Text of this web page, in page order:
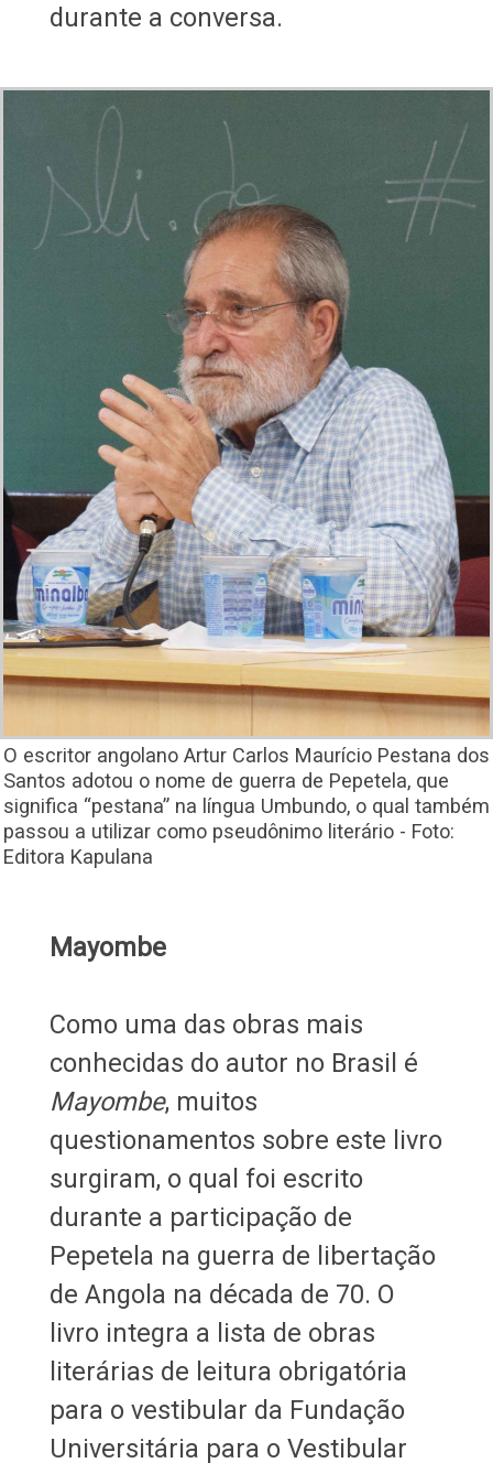
durante a conversa.
O escritor angolano Artur Carlos Maurício Pestana dos
Santos adotou o nome de guerra de Pepetela, que
significa “pestana” na língua Umbundo, o qual também
passou a utilizar como pseudônimo literário - Foto:
Editora Kapulana
Mayombe
Como uma das obras mais
conhecidas do autor no Brasil é
Mayombe, muitos
questionamentos sobre este livro
surgiram, o qual foi escrito
durante a participação de
Pepetela na guerra de libertação
de Angola na década de 70. O
livro integra a lista de obras
literárias de leitura obrigatória
para o vestibular da Fundação
Universitária para o Vestibular